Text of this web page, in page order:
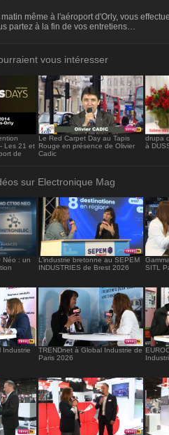
iframe>
même à l'aéroport d'Orly, vous
partez à la fin de vos entretiens…
vous intéresser
Les 21 et
de
Le Red Carpet Day au Tapis
Rouge en présence de Olivier
Cadic
drupa
à
sur Electronique Mag
Néo : un
L’industrie bretonne au SEPEM
INDUSTRIES de Brest 2026
SITL
Industrie
TRENDnet à Global Industrie de
Paris 2026